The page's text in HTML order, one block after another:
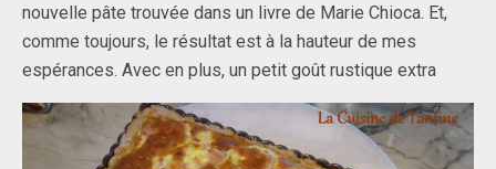
nouvelle pâte trouvée dans un livre de Marie Chioca. Et,
comme toujours, le résultat est à la hauteur de mes
espérances. Avec en plus, un petit goût rustique extra